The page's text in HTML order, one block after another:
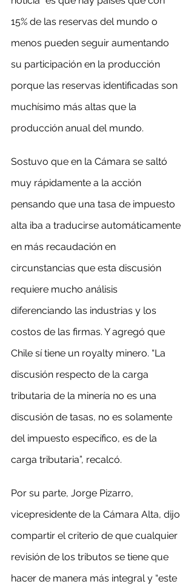
15% de las reservas del mundo o
menos pueden seguir aumentando
su participación en la producción
porque las reservas identificadas son
muchísimo más altas que la
producción anual del mundo.
Sostuvo que en la Cámara se saltó
muy rápidamente a la acción
pensando que una tasa de impuesto
alta iba a traducirse automáticamente
en más recaudación en
circunstancias que esta discusión
requiere mucho análisis
diferenciando las industrias y los
costos de las firmas. Y agregó que
Chile sí tiene un royalty minero. “La
discusión respecto de la carga
tributaria de la minería no es una
discusión de tasas, no es solamente
del impuesto específico, es de la
carga tributaria”, recalcó.
Por su parte, Jorge Pizarro,
vicepresidente de la Cámara Alta, dijo
compartir el criterio de que cualquier
revisión de los tributos se tiene que
hacer de manera más integral y “este